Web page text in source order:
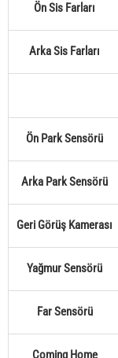
Ön Sis Farları
Arka Sis Farları
Ön Park Sensörü
Arka Park Sensörü
Geri Görüş Kamerası
Yağmur Sensörü
Far Sensörü
Coming Home